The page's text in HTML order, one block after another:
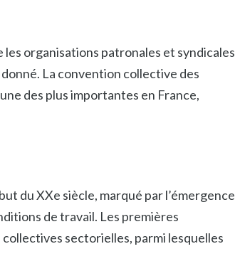
organisations patronales et syndicales
La convention collective des
des plus importantes en France,
du XXe siècle, marqué par l’émergence
de travail. Les premières
sectorielles, parmi lesquelles